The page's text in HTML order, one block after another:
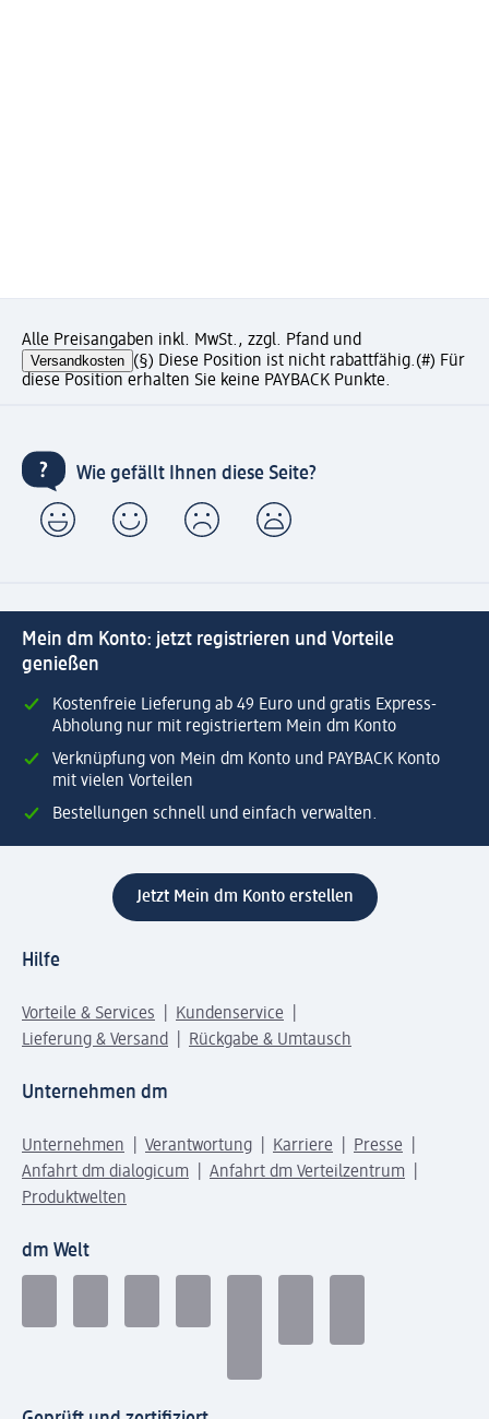
Alle Preisangaben inkl. MwSt., zzgl. Pfand und
Versandkosten (§) Diese Position ist nicht rabattfähig.(#) Für
diese Position erhalten Sie keine PAYBACK Punkte.
Wie gefällt Ihnen diese Seite?
Mein dm Konto: jetzt registrieren und Vorteile
genießen
Kostenfreie Lieferung ab 49 Euro und gratis Express-
Abholung nur mit registriertem Mein dm Konto
Verknüpfung von Mein dm Konto und PAYBACK Konto
mit vielen Vorteilen
Bestellungen schnell und einfach verwalten.
Jetzt Mein dm Konto erstellen
Hilfe
Vorteile & Services
Kundenservice
Lieferung & Versand
Rückgabe & Umtausch
Unternehmen dm
Unternehmen Verantwortung Karriere
Presse
Anfahrt dm dialogicum
Anfahrt dm Verteilzentrum
Produktwelten
dm Welt